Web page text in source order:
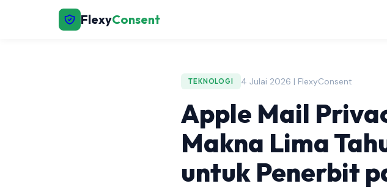
FlexyConsent
TEKNOLOGI 4 Julai 2026 | FlexyConsent
Apple Mail
Makna Lima
untuk Penerbit